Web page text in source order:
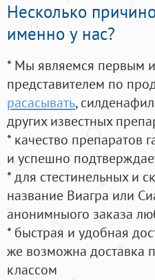
Несколько
именно у нас?
* Мы являемся первым
представителем по
расасывать,
других известных
* качество препаратов
и успешно
* для стестинельных и
название Виагра или
анонимныого заказа
* быстрая и удобная
же возможна доставка
классом